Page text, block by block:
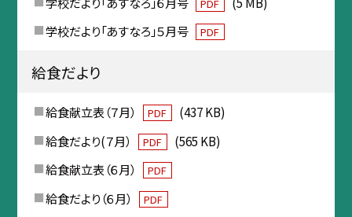
PDF
学校だより「あすなろ」５月号
PDF
給食だより
給食献立表（７月） PDF
(437 KB)
給食だより(７月）
PDF
(565 KB)
給食献立表（６月）
PDF
給食だより（６月） PDF